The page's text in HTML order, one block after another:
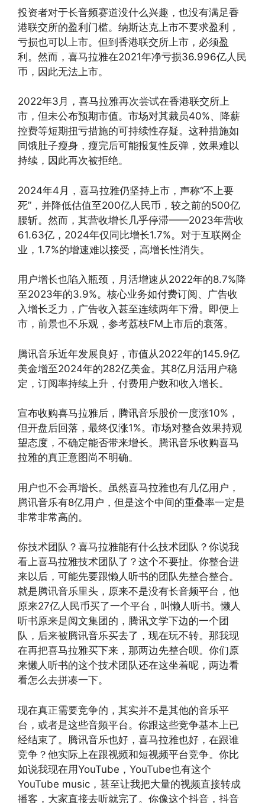
投资者对于长音频赛道没什么兴趣，也没有满足香
港联交所的盈利门槛。纳斯达克上市不要求盈利，
亏损也可以上市。但到香港联交所上市，必须盈
利。然而，喜马拉雅在2021年净亏损36.996亿人民
币，因此无法上市。
2022年3月，喜马拉雅再次尝试在香港联交所上
市，但未公布预期市值。市场对其裁员40%、降薪
控费等短期扭亏措施的可持续性存疑。这种措施如
同饿肚子瘦身，瘦完后可能报复性反弹，效果难以
持续，因此再次被拒绝。
2024年4月，喜马拉雅仍坚持上市，声称“不上要
死”，并降低估值至200亿人民币，较之前的500亿
腰斩。然而，其营收增长几乎停滞——2023年营收
61.63亿，2024年仅同比增长1.7%。对于互联网企
业，1.7%的增速难以接受，高增长性消失。
用户增长也陷入瓶颈，月活增速从2022年的8.7%降
至2023年的3.9%。核心业务如付费订阅、广告收
入增长乏力，广告收入甚至连续两年下滑。即便上
市，前景也不乐观，参考荔枝FM上市后的衰落。
腾讯音乐近年发展良好，市值从2022年的145.9亿
美金增至2024年的282亿美金。其8亿月活用户稳
定，订阅率持续上升，付费用户数和收入增长。
宣布收购喜马拉雅后，腾讯音乐股价一度涨10%，
但开盘后回落，最终仅涨1%。市场对整合效果持观
望态度，不确定能否带来增长。腾讯音乐收购喜马
拉雅的真正意图尚不明确。
用户也不会再增长。虽然喜马拉雅也有几亿用户，
腾讯音乐有8亿用户，但是这个中间的重叠率一定是
非常非常高的。
你技术团队？喜马拉雅能有什么技术团队？你说我
看上喜马拉雅技术团队了？这个不要扯。你整合进
来以后，可能先要跟懒人听书的团队先整合整合。
就是腾讯音乐里头，原来不是没有长音频平台，他
原来27亿人民币买了一个平台，叫懒人听书。懒人
听书原来是阅文集团的，腾讯文学下边的一个团
队，后来被腾讯音乐买去了，现在玩不转。那我现
在再把喜马拉雅买下来，那两边先整合呗。你们原
来懒人听书的这个技术团队还在这坐着呢，两边看
看怎么去拼凑一下。
现在真正需要竞争的，其实并不是其他的音乐平
台，或者是这些音频平台。你跟这些竞争基本上已
经结束了。腾讯音乐也好，喜马拉雅也好，在跟谁
竞争？他实际上在跟视频和短视频平台竞争。你比
如说我现在用YouTube，YouTube也有这个
YouTube music，甚至让我把大量的视频直接转成
播客，大家直接去听就完了。你像这个抖音，抖音